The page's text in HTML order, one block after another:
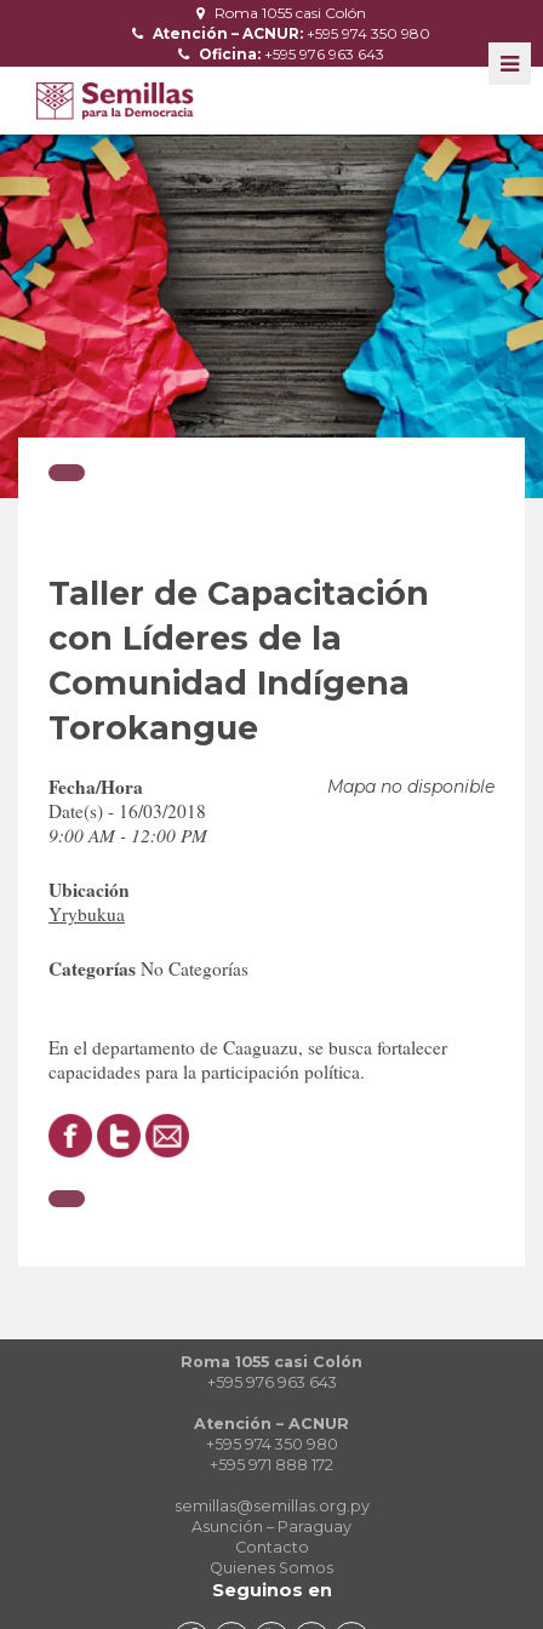
Roma 1055 casi Colón
Atención – ACNUR: +595 974 350 980
Oficina: +595 976 963 643
Taller de Capacitación
con Líderes de la
Comunidad Indígena
Torokangue
Mapa no disponible
Fecha/Hora
Date(s) - 16/03/2018
9:00 AM - 12:00 PM
Ubicación
Yrybukua
Categorías No Categorías
En el departamento de Caaguazu, se busca fortalecer
capacidades para la participación política.
Roma 1055 casi Colón
+595 976 963 643
Atención – ACNUR
+595 974 350 980
+595 971 888 172
semillas@semillas.org.py
Asunción – Paraguay
Contacto
Quienes Somos
Seguinos en